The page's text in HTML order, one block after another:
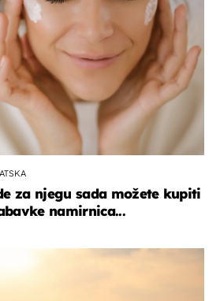
za njegu sada možete kupiti
namirnica...